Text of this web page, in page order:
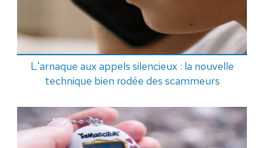
L'arnaque aux appels silencieux : la nouvelle
technique bien rodée des scammeurs